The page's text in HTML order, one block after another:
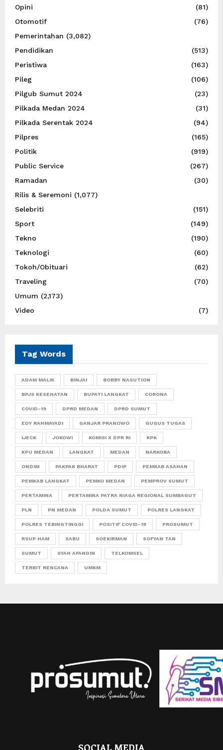
Opini
(81)
Otomotif
(76)
Pemerintahan (3,082)
Pendidikan
(513)
Peristiwa
(163)
Pileg
(106)
Pilgub Sumut 2024
(23)
Pilkada Medan 2024
(31)
Pilkada Serentak 2024
(94)
Pilpres
(165)
Politik
(919)
Public Service
(267)
Ramadan
(30)
Rilis & Seremoni (1,077)
Selebriti
(151)
Sport
(149)
Tekno
(190)
Teknologi
(60)
Tokoh/Obituari
(62)
Traveling
(70)
Umum (2,173)
Video
(7)
Tag Words
ADAM MALIK BINJAI BOBBY NASUTION
BPJS KESEHATAN BUPATI LANGKAT CORONA
COVID-19 DPRD MEDAN DPRD SUMUT
EDY RAHMAYADI GANJAR PRANOWO GUGUS TUGAS
IJECK JOKOWI KOMISI X DPR RI KPK
KPU MEDAN LANGKAT MEDAN NARKOBA
ONDIM PAKPAK BHARAT PDIP PEMKAB ASAHAN
PEMKAB LANGKAT PEMKO MEDAN PEMPROV SUMUT
PERTAMINA PERTAMINA PATRA NIAGA REGIONAL SUMBAGUT
PLN PN MEDAN POLDA SUMUT POLRES LANGKAT
POLRES TEBINGTINGGI POSITIF COVID-19 PROSUMUT
RSUP HAM SABU SOEKIRMAN SOFYAN TAN
SUMUT SYAH AFANDIN TELKOMSEL
TERBIT RENCANA UMKM
SOCIAL MEDIA